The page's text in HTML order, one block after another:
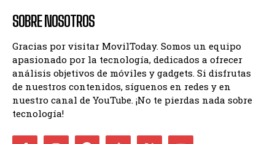
SOBRE NOSOTROS
Gracias por visitar MovilToday. Somos un equipo
apasionado por la tecnología, dedicados a ofrecer
análisis objetivos de móviles y gadgets. Si disfrutas
de nuestros contenidos, síguenos en redes y en
nuestro canal de YouTube. ¡No te pierdas nada sobre
tecnología!